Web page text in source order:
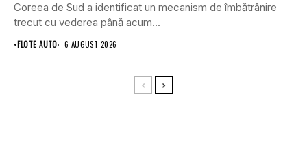
Coreea de Sud a identificat un mecanism de îmbătrânire
trecut cu vederea până acum...
•FLOTE AUTO 6 AUGUST 2026